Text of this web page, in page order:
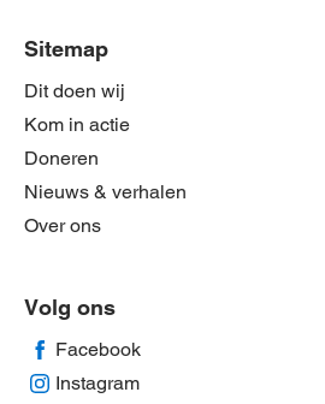
Sitemap
Dit doen wij
Kom in actie
Doneren
Nieuws & verhalen
Over ons
Volg ons
Facebook
Instagram